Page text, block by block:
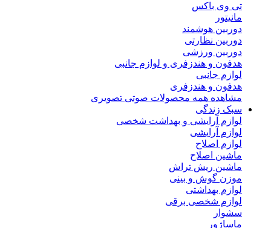
تی وی باکس
مانیتور
دوربین هوشمند
دوربین نظارتی
دوربین ورزشی
هدفون و هندزفری و لوازم جانبی
لوازم جانبی
هدفون و هندزفری
مشاهده همه محصولات صوتی تصویری
سبک زندگی
لوازم آرایشی و بهداشت شخصی
لوازم آرایشی
لوازم اصلاح
ماشین اصلاح
ماشین ریش تراش
موزن گوش و بینی
لوازم بهداشتی
لوازم شخصی برقی
سشوار
ماساژور